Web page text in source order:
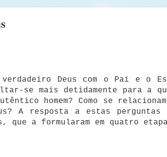
Deus com o Pai e o
se mais detidamente para a
homem? Como se
A resposta a estas perguntas
que a formularam em quatro